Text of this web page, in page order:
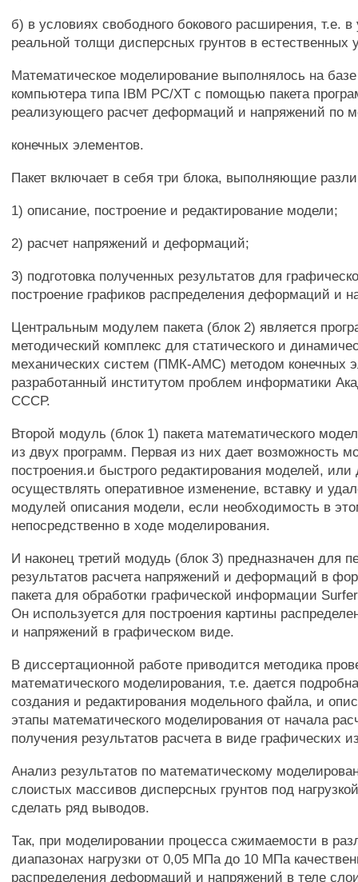
б) в условиях свободного бокового расширения, т.е.
реальной толщи дисперсных грунтов в естественных
Математическое моделирование выполнялось на базе
компьютера типа IBM PC/XT с помощью пакета
реализующего расчет деформаций и напряжений по
конечных элементов.
Пакет включает в себя три блока, выполняющие
1) описание, построение и редактирование модели;
2) расчет напряжений и деформаций;
3) подготовка полученных результатов для
построение графиков распределения деформаций и
Центральным модулем пакета (блок 2) является
методический комплекс для статического и
механических систем (ПМК-АМС) методом конечных
разработанный институтом проблем информатики
СССР.
Второй модуль (блок 1) пакета математического
из двух программ. Первая из них дает возможность
построения.и быстрого редактирования моделей,
осуществлять оперативное изменение, вставку и
модулей описания модели, если необходимость в
непосредственно в ходе моделирования.
И наконец третий модудь (блок 3) предназначен для
результатов расчета напряжений и деформаций в
пакета для обработки графической информации
Он используется для построения картины
и напряжений в графическом виде.
В диссертационной работе приводится методика
математического моделирования, т.е. дается
создания и редактирования модельного файла, и
этапы математического моделирования от начала
получения результатов расчета в виде графических
Анализ результатов по математическому
слоистых массивов дисперсных грунтов под
сделать ряд выводов.
Так, при моделировании процесса сжимаемости в
диапазонах нагрузки от 0,05 МПа до 10 МПа
распределения деформаций и напряжений в теле